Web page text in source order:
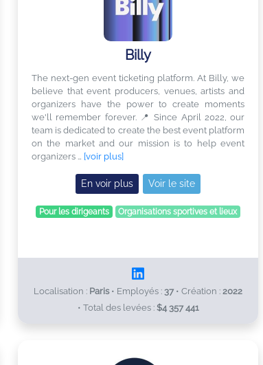
Billy
The next-gen event ticketing platform. At Billy, we
believe that event producers, venues, artists and
organizers have the power to create moments
we'll remember forever. 📍 Since April 2022, our
team is dedicated to create the best event platform
on the market and our mission is to help event
organizers … [voir plus]
En voir plus Voir le site
Pour les dirigeants Organisations sportives et lieux
Localisation : Paris • Employés : 37 • Création : 2022
• Total des levées : $4 357 441